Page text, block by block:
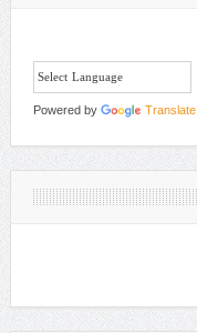
Powered by Translate